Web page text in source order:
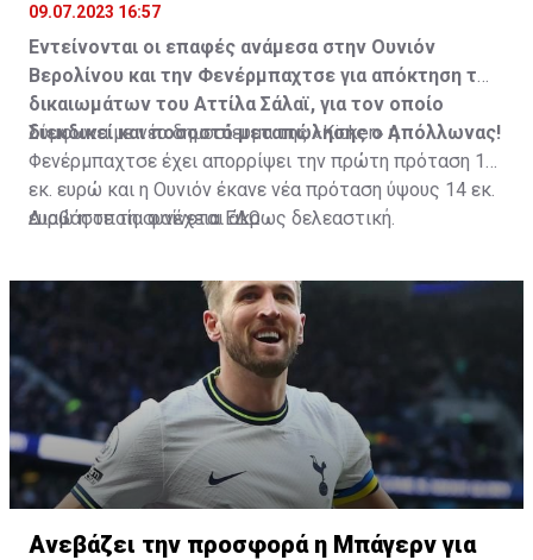
09.07.2023 16:57
Εντείνονται οι επαφές ανάμεσα στην Ουνιόν
Βερολίνου και την Φενέρμπαχτσε για απόκτηση των
δικαιωμάτων του Αττίλα Σάλαϊ, για τον οποίο
διεκδικεί και ποσοστό μεταπώλησης ο Απόλλωνας!
Σύμφωνα με νέο δημοσίευμα της «Kicker» η
Φενέρμπαχτσε έχει απορρίψει την πρώτη πρόταση 12
εκ. ευρώ και η Ουνιόν έκανε νέα πρόταση ύψους 14 εκ.
ευρώ η οποία φαίνεται άκρως δελεαστική.
Διαβάστε τη συνέχειαΕΔΩ
Ανεβάζει την προσφορά η Μπάγερν για